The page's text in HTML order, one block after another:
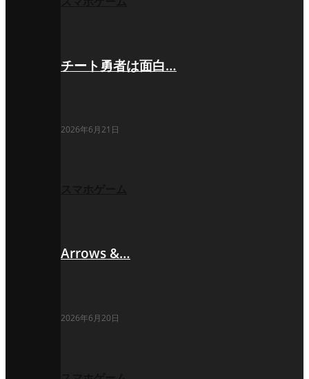
チート勇者は面白…
2026年6月21日
Arrows &…
2026年6月20日